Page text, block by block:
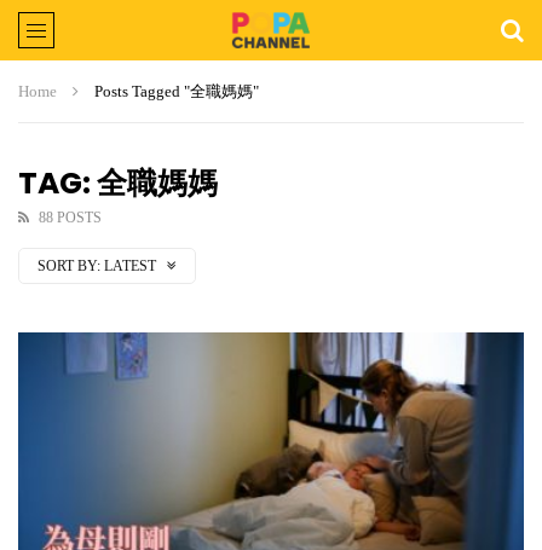
Home Posts Tagged "全職媽媽"
TAG: 全職媽媽
88 POSTS
SORT BY: LATEST